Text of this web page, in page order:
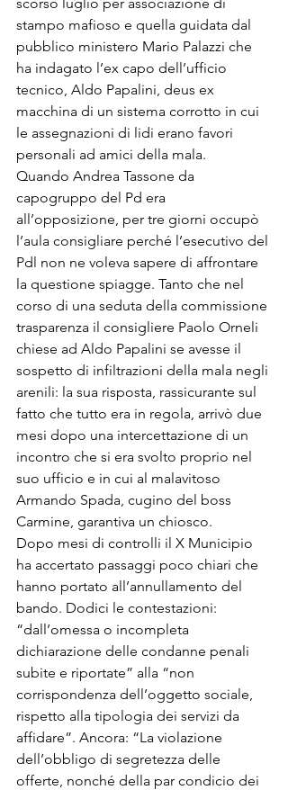
stampo mafioso e quella guidata dal
pubblico ministero Mario Palazzi che
ha indagato l’ex capo dell’ufficio
tecnico, Aldo Papalini, deus ex
macchina di un sistema corrotto in cui
le assegnazioni di lidi erano favori
personali ad amici della mala.
Quando Andrea Tassone da
capogruppo del Pd era
all’opposizione, per tre giorni occupò
l’aula consigliare perché l’esecutivo del
Pdl non ne voleva sapere di affrontare
la questione spiagge. Tanto che nel
corso di una seduta della commissione
trasparenza il consigliere Paolo Orneli
chiese ad Aldo Papalini se avesse il
sospetto di infiltrazioni della mala negli
arenili: la sua risposta, rassicurante sul
fatto che tutto era in regola, arrivò due
mesi dopo una intercettazione di un
incontro che si era svolto proprio nel
suo ufficio e in cui al malavitoso
Armando Spada, cugino del boss
Carmine, garantiva un chiosco.
Dopo mesi di controlli il X Municipio
ha accertato passaggi poco chiari che
hanno portato all’annullamento del
bando. Dodici le contestazioni:
“dall’omessa o incompleta
dichiarazione delle condanne penali
subite e riportate” alla “non
corrispondenza dell’oggetto sociale,
rispetto alla tipologia dei servizi da
affidare”. Ancora: “La violazione
dell’obbligo di segretezza delle
offerte, nonché della par condicio dei